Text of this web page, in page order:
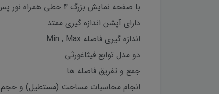
با صفحه نمایش بزرگ 4 خطی همراه نور پس زمینه
دارای آپشن اندازه گیری ممتد
اندازه گیری فاصله Min , Max
دو مدل توابع فیثاغورثی
جمع و تفریق فاصله ها
انجام محاسبات مساحت (مستطیل) و